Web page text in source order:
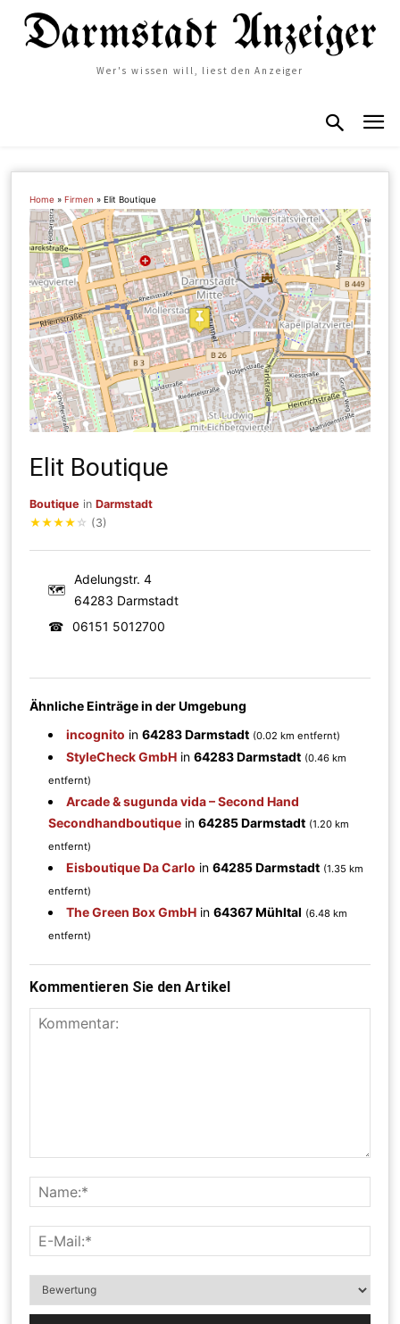
Wer's wissen will, liest den Anzeiger
Home »Firmen »Elit Boutique
Elit Boutique
Boutique inDarmstadt
★★★★ ☆ (3)
🗺
Adelungstr. 4
64283 Darmstadt
☎
06151 5012700
Ähnliche Einträge in der Umgebung
incognito in64283 Darmstadt (0.02 km entfernt)
StyleCheck GmbH in64283 Darmstadt (0.46 km
entfernt)
Arcade & sugunda vida – Second Hand
Secondhandboutique in64285 Darmstadt (1.20 km
entfernt)
Eisboutique Da Carlo in64285 Darmstadt (1.35 km
entfernt)
The Green Box GmbH in64367 Mühltal (6.48 km
entfernt)
Kommentieren Sie den Artikel